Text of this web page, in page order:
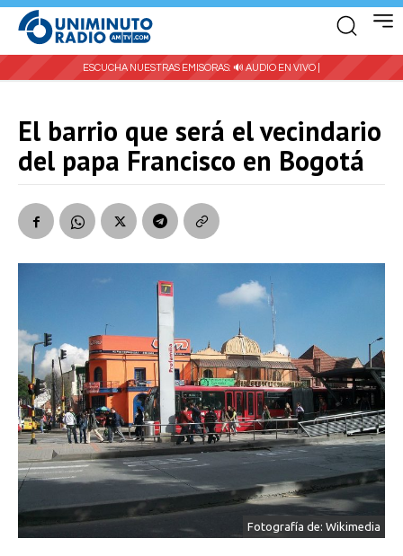
ESCUCHA NUESTRAS EMISORAS: 🔊 AUDIO EN VIVO |
El barrio que será el vecindario
del papa Francisco en Bogotá
Fotografía de: Wikimedia